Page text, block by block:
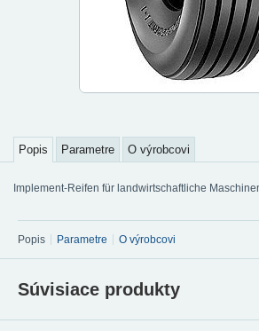
Popis Parametre O výrobcovi
Implement-Reifen für landwirtschaftliche
Popis Parametre O výrobcovi
Súvisiace produkty